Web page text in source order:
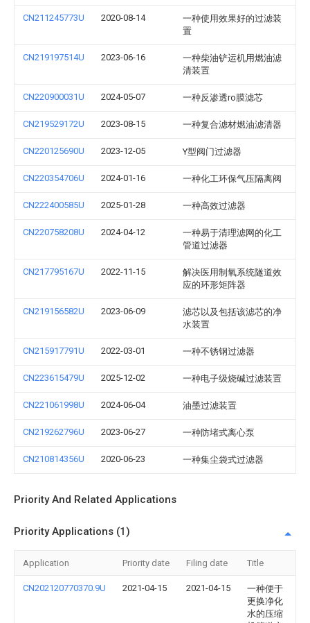
CN211245773U 2020-08-14
一种使用效果好的过滤装
置
CN219197514U 2023-06-16
一种柴油铲运机用燃油滤
清装置
CN220900031U 2024-05-07 一种反渗透ro膜滤芯
CN219529172U 2023-08-15 一种复合滤材燃油滤清器
CN220125690U 2023-12-05 Y型阀门过滤器
CN220354706U 2024-01-16 一种化工环保气压隔离阀
CN222400585U 2025-01-28 一种高效过滤器
CN220758208U 2024-04-12
一种易于清理滤网的化工
管道过滤器
CN217795167U 2022-11-15
解决医用制氧系统隧道效
应的环形矩阵器
CN219156582U 2023-06-09
滤芯以及包括该滤芯的净
水装置
CN215917791U 2022-03-01 一种不锈钢过滤器
CN223615479U 2025-12-02 一种电子级烧碱过滤装置
CN221061998U 2024-06-04 油墨过滤装置
CN219262796U 2023-06-27 一种防堵式离心泵
CN210814356U 2020-06-23 一种集尘袋式过滤器
Priority And Related Applications
Priority Applications (1)
Application Priority date Filing date Title
CN202120770370.9U 2021-04-15 2021-04-15
一种便于
更换净化
水的压缩